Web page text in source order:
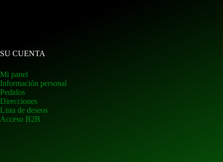
SU CUENTA
Mi panel
Información personal
Pedidos
Direcciones
Lista de deseos
Acceso B2B